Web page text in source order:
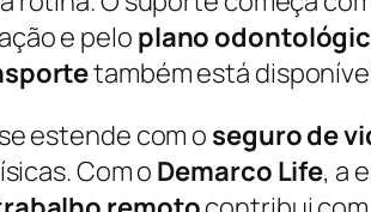
e pelo plano
também está
estende com o seguro de
Com o Demarco Life, a